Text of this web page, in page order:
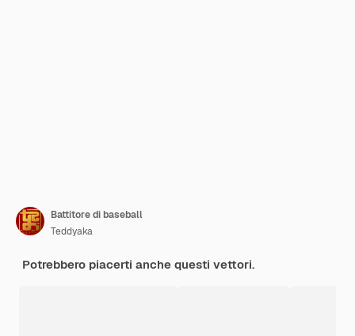
Battitore di baseball
Teddyaka
Potrebbero piacerti anche questi vettori.